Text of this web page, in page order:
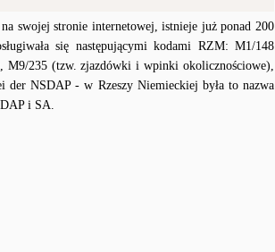
swojej stronie internetowej, istnieje już ponad 200
się następującymi kodami RZM: M1/148
235 (tzw. zjazdówki i wpinki okolicznościowe),
der NSDAP - w Rzeszy Niemieckiej była to nazwa
i SA.